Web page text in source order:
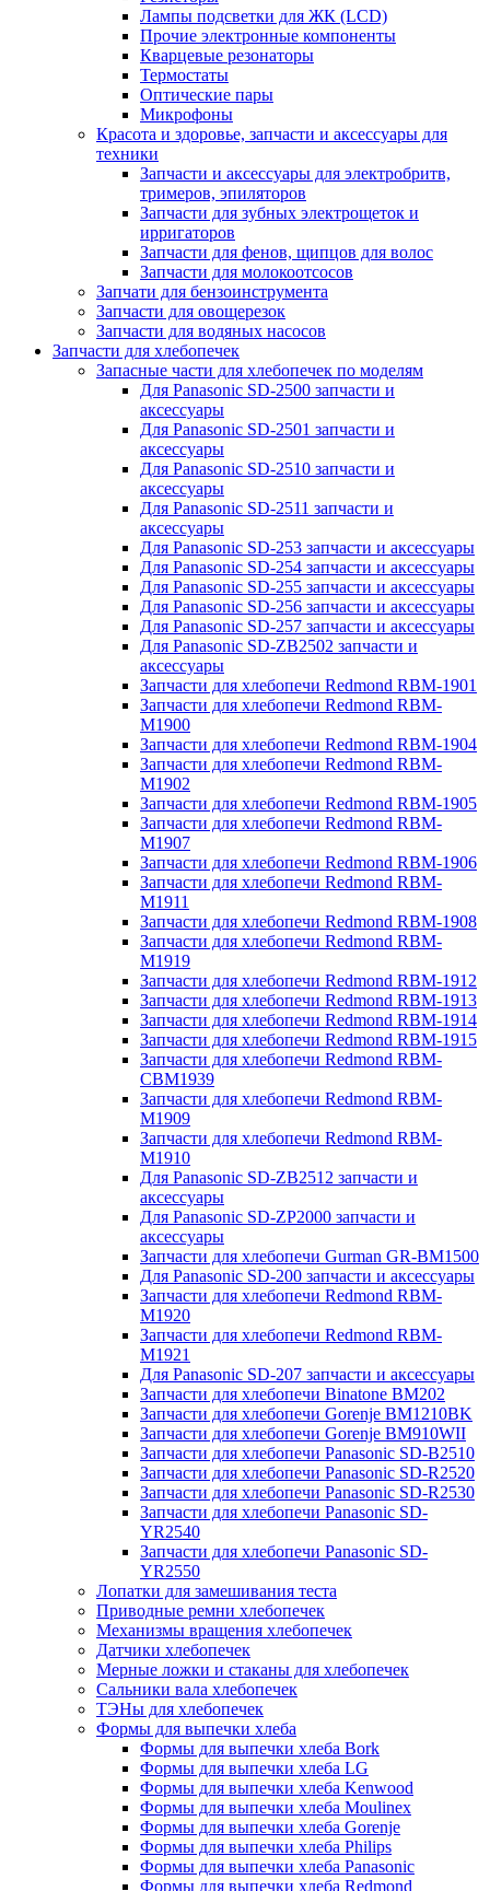
Лампы подсветки для ЖК (LCD)
Прочие электронные компоненты
Кварцевые резонаторы
Термостаты
Оптические пары
Микрофоны
Красота и здоровье, запчасти и аксессуары для
техники
Запчасти и аксессуары для электробритв,
тримеров, эпиляторов
Запчасти для зубных электрощеток и
ирригаторов
Запчасти для фенов, щипцов для волос
Запчасти для молокоотсосов
Запчати для бензоинструмента
Запчасти для овощерезок
Запчасти для водяных насосов
Запчасти для хлебопечек
Запасные части для хлебопечек по моделям
Для Panasonic SD-2500 запчасти и
аксессуары
Для Panasonic SD-2501 запчасти и
аксессуары
Для Panasonic SD-2510 запчасти и
аксессуары
Для Panasonic SD-2511 запчасти и
аксессуары
Для Panasonic SD-253 запчасти и аксессуары
Для Panasonic SD-254 запчасти и аксессуары
Для Panasonic SD-255 запчасти и аксессуары
Для Panasonic SD-256 запчасти и аксессуары
Для Panasonic SD-257 запчасти и аксессуары
Для Panasonic SD-ZB2502 запчасти и
аксессуары
Запчасти для хлебопечи Redmond RBM-1901
Запчасти для хлебопечи Redmond RBM-
M1900
Запчасти для хлебопечи Redmond RBM-1904
Запчасти для хлебопечи Redmond RBM-
M1902
Запчасти для хлебопечи Redmond RBM-1905
Запчасти для хлебопечи Redmond RBM-
M1907
Запчасти для хлебопечи Redmond RBM-1906
Запчасти для хлебопечи Redmond RBM-
M1911
Запчасти для хлебопечи Redmond RBM-1908
Запчасти для хлебопечи Redmond RBM-
M1919
Запчасти для хлебопечи Redmond RBM-1912
Запчасти для хлебопечи Redmond RBM-1913
Запчасти для хлебопечи Redmond RBM-1914
Запчасти для хлебопечи Redmond RBM-1915
Запчасти для хлебопечи Redmond RBM-
CBM1939
Запчасти для хлебопечи Redmond RBM-
M1909
Запчасти для хлебопечи Redmond RBM-
M1910
Для Panasonic SD-ZB2512 запчасти и
аксессуары
Для Panasonic SD-ZP2000 запчасти и
аксессуары
Запчасти для хлебопечи Gurman GR-BM1500
Для Panasonic SD-200 запчасти и аксессуары
Запчасти для хлебопечи Redmond RBM-
M1920
Запчасти для хлебопечи Redmond RBM-
M1921
Для Panasonic SD-207 запчасти и аксессуары
Запчасти для хлебопечи Binatone BM202
Запчасти для хлебопечи Gorenje BM1210BK
Запчасти для хлебопечи Gorenje BM910WII
Запчасти для хлебопечи Panasonic SD-B2510
Запчасти для хлебопечи Panasonic SD-R2520
Запчасти для хлебопечи Panasonic SD-R2530
Запчасти для хлебопечи Panasonic SD-
YR2540
Запчасти для хлебопечи Panasonic SD-
YR2550
Лопатки для замешивания теста
Приводные ремни хлебопечек
Механизмы вращения хлебопечек
Датчики хлебопечек
Мерные ложки и стаканы для хлебопечек
Сальники вала хлебопечек
ТЭНы для хлебопечек
Формы для выпечки хлеба
Формы для выпечки хлеба Bork
Формы для выпечки хлеба LG
Формы для выпечки хлеба Kenwood
Формы для выпечки хлеба Moulinex
Формы для выпечки хлеба Gorenje
Формы для выпечки хлеба Philips
Формы для выпечки хлеба Panasonic
Формы для выпечки хлеба Redmond